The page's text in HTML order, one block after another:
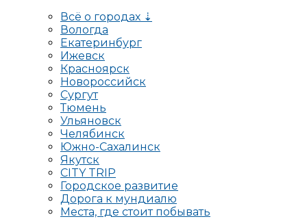
Всё о городах ⇣
Вологда
Екатеринбург
Ижевск
Красноярск
Новороссийск
Сургут
Тюмень
Ульяновск
Челябинск
Южно-Сахалинск
Якутск
CITY TRIP
Городское развитие
Дорога к мундиалю
Места, где стоит побывать